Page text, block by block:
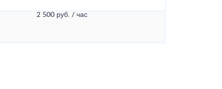
2 500 руб. / час